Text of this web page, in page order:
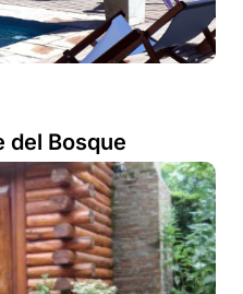
del Bosque